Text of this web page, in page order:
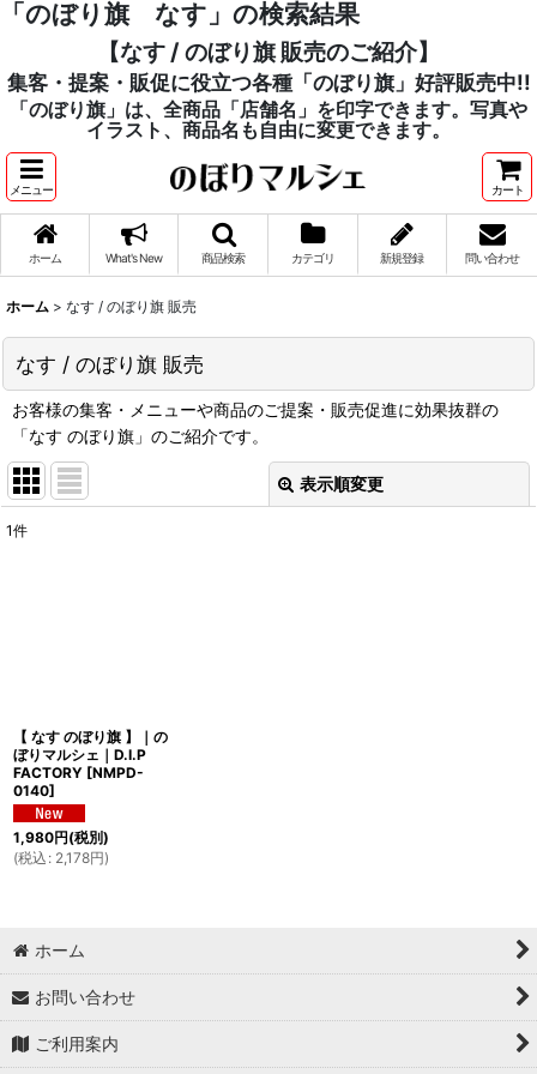
「のぼり旗 なす」の検索結果
【なす / のぼり旗 販売のご紹介】
集客・提案・販促に役立つ各種「のぼり旗」好評販売中!!
「のぼり旗」は、全商品「店舗名」を印字できます。写真や
イラスト、商品名も自由に変更できます。
メニュー カート
ホーム What's New 商品検索 カテゴリ 新規登録 問い合わせ
ホーム > なす / のぼり旗 販売
なす / のぼり旗 販売
お客様の集客・メニューや商品のご提案・販売促進に効果抜群の
「なす のぼり旗」のご紹介です。
表示順変更
1件
【 なす のぼり旗 】｜の
ぼりマルシェ｜D.I.P
FACTORY [NMPD-
0140]
1,980円(税別)
(税込 : 2,178円)
ホーム
お問い合わせ
ご利用案内